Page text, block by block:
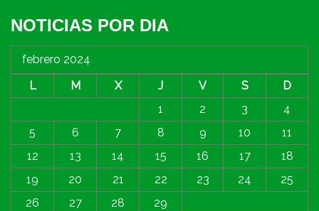
NOTICIAS POR DIA
febrero 2024
L
M X J V S
D
1
2 3
4
5
6 7 8 9 10
11
12
13 14 15 16 17
18
19
20 21 22 23 24
25
26
27 28 29